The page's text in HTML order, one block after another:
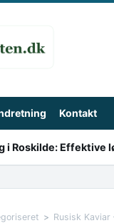
Kontakt
i Roskilde:
Rusisk